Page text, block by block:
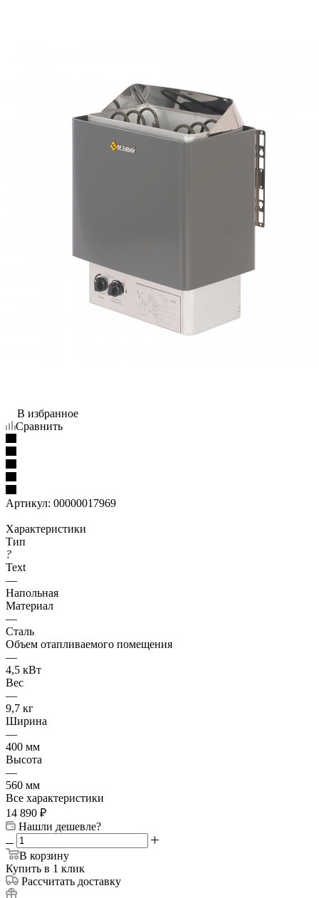
В избранное
Сравнить
Артикул: 00000017969
Характеристики
Тип
?
Text
—
Напольная
Материал
—
Сталь
Объем отапливаемого помещения
—
4,5 кВт
Вес
—
9,7 кг
Ширина
—
400 мм
Высота
—
560 мм
Все характеристики
14 890 ₽
Нашли дешевле?
В корзину
Купить в 1 клик
Рассчитать доставку